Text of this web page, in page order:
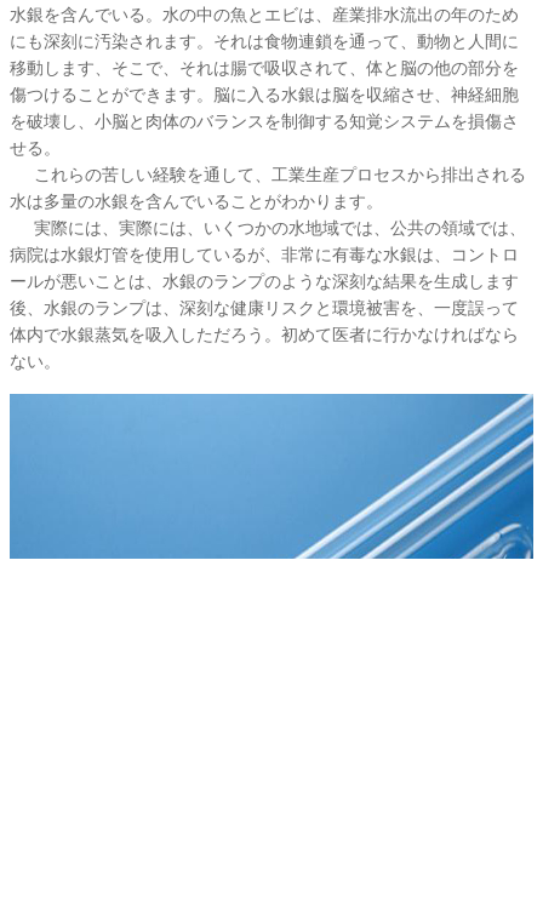
水銀を含んでいる。水の中の魚とエビは、産業排水流出の年のため
にも深刻に汚染されます。それは食物連鎖を通って、動物と人間に
移動します、そこで、それは腸で吸収されて、体と脳の他の部分を
傷つけることができます。脳に入る水銀は脳を収縮させ、神経細胞
を破壊し、小脳と肉体のバランスを制御する知覚システムを損傷さ
せる。
これらの苦しい経験を通して、工業生産プロセスから排出される
水は多量の水銀を含んでいることがわかります。
実際には、実際には、いくつかの水地域では、公共の領域では、
病院は水銀灯管を使用しているが、非常に有毒な水銀は、コントロ
ールが悪いことは、水銀のランプのような深刻な結果を生成します
後、水銀のランプは、深刻な健康リスクと環境被害を、一度誤って
体内で水銀蒸気を吸入しただろう。初めて医者に行かなければなら
ない。